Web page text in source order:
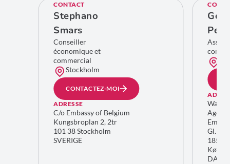
CONTACT
Stephano
Smars
Conseiller
économique et
commercial
Stockholm
CONTACTEZ-MOI
ADRESSE
C/o Embassy of Belgium
Kungsbroplan 2, 2tr
101 38 Stockholm
SVERIGE
Gl.
1850